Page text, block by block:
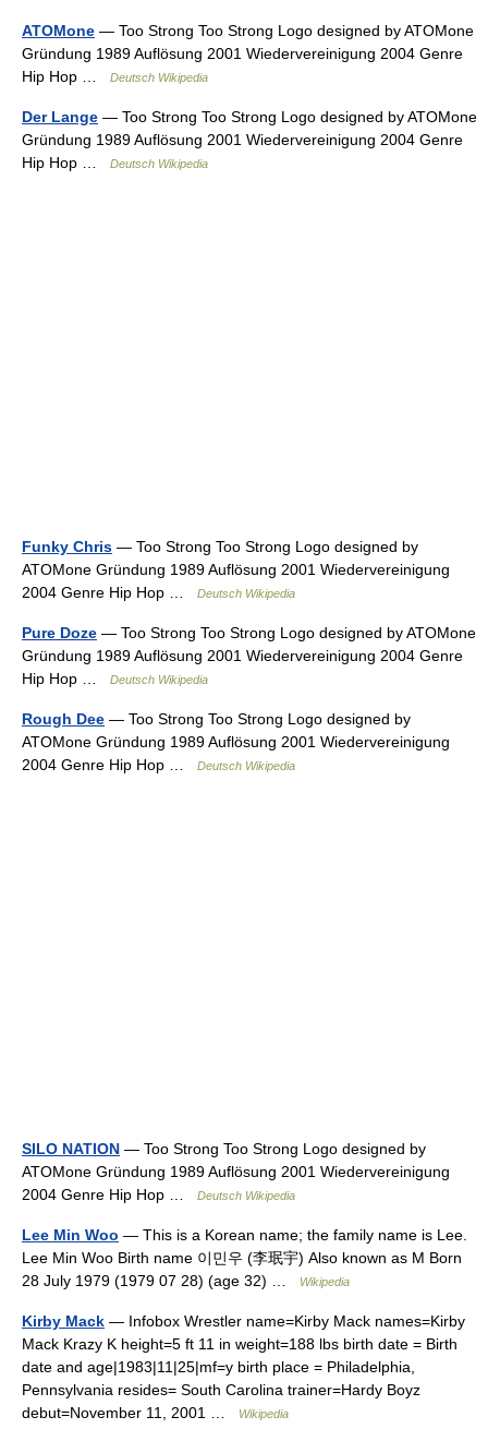
ATOMone — Too Strong Too Strong Logo designed by ATOMone
Gründung 1989 Auflösung 2001 Wiedervereinigung 2004 Genre
Hip Hop …
Deutsch Wikipedia
Der Lange — Too Strong Too Strong Logo designed by ATOMone
Gründung 1989 Auflösung 2001 Wiedervereinigung 2004 Genre
Hip Hop …
Deutsch Wikipedia
Funky Chris — Too Strong Too Strong Logo designed by
ATOMone Gründung 1989 Auflösung 2001 Wiedervereinigung
2004 Genre Hip Hop …
Deutsch Wikipedia
Pure Doze — Too Strong Too Strong Logo designed by ATOMone
Gründung 1989 Auflösung 2001 Wiedervereinigung 2004 Genre
Hip Hop …
Deutsch Wikipedia
Rough Dee — Too Strong Too Strong Logo designed by
ATOMone Gründung 1989 Auflösung 2001 Wiedervereinigung
2004 Genre Hip Hop …
Deutsch Wikipedia
SILO NATION — Too Strong Too Strong Logo designed by
ATOMone Gründung 1989 Auflösung 2001 Wiedervereinigung
2004 Genre Hip Hop …
Deutsch Wikipedia
Lee Min Woo — This is a Korean name; the family name is Lee.
Lee Min Woo Birth name 이민우 (李珉宇) Also known as M Born
28 July 1979 (1979 07 28) (age 32) …
Wikipedia
Kirby Mack — Infobox Wrestler name=Kirby Mack names=Kirby
Mack Krazy K height=5 ft 11 in weight=188 lbs birth date = Birth
date and age|1983|11|25|mf=y birth place = Philadelphia,
Pennsylvania resides= South Carolina trainer=Hardy Boyz
debut=November 11, 2001 …
Wikipedia